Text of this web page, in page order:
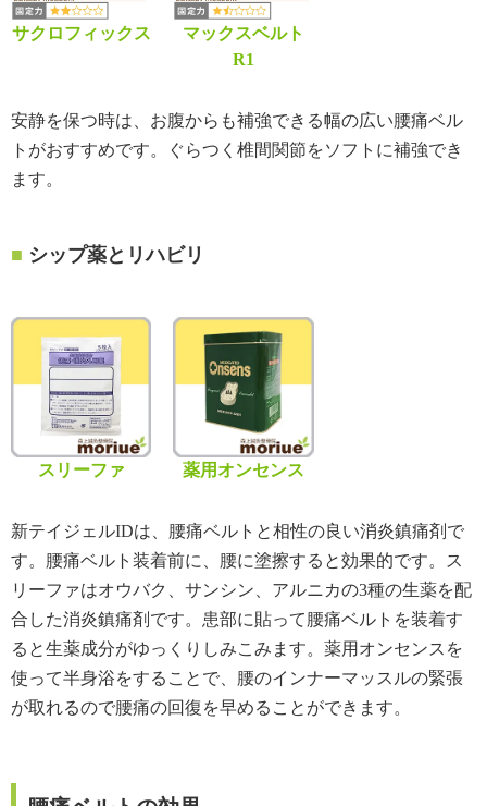
サクロフィックス
マックスベルト
R1
安静を保つ時は、お腹からも補強できる幅の広い腰痛ベル
トがおすすめです。ぐらつく椎間関節をソフトに補強でき
ます。
シップ薬とリハビリ
スリーファ 薬用オンセンス
新テイジェルIDは、腰痛ベルトと相性の良い消炎鎮痛剤で
す。腰痛ベルト装着前に、腰に塗擦すると効果的です。ス
リーファはオウバク、サンシン、アルニカの3種の生薬を配
合した消炎鎮痛剤です。患部に貼って腰痛ベルトを装着す
ると生薬成分がゆっくりしみこみます。薬用オンセンスを
使って半身浴をすることで、腰のインナーマッスルの緊張
が取れるので腰痛の回復を早めることができます。